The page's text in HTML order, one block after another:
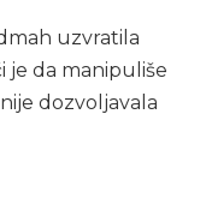
uzvratila
je da manipuliše
dozvoljavala